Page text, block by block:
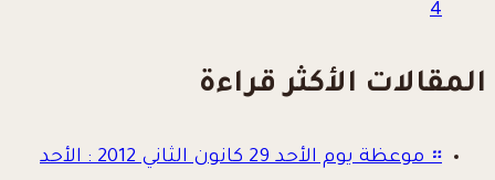
4
المقالات الأكثر قراءة
።
موعظة يوم الأحد 29 كانون الثاني 2012 : الأحد